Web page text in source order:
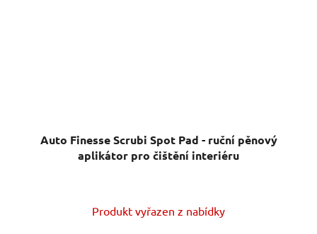
Auto Finesse Scrubi Spot Pad - ruční pěnový
aplikátor pro čištění interiéru
Produkt vyřazen z nabídky